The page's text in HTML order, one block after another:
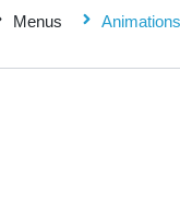
Menus Animations